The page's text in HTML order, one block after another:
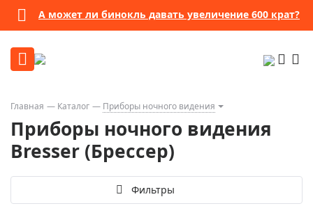
А может ли бинокль давать увеличение 600 крат?
Главная Каталог Приборы ночного видения
Приборы ночного видения
Bresser (Брессер)
Фильтры